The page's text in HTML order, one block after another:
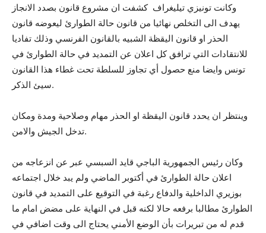
وكانت تونيزي تيليغراف كشفت ان مشروع قانون بصدد الانجاز
يهدف الى التخلص نهائيا من قانون حالة الطوارئ ليعوضه قانون
الحذر او قانون اليقظة الشبيه بالقانون الفرنسي وذلك تفاديا
للانتقادات التي ترافق كل اعلان عن التمديد في حالة الطوارئ في
تونس وايضا منع حصول أي تجاوز للسلطة تحت غطاء هذا القانون
سيئ الذكر.
وينتظر ان يحدد قانون اليقظة او الحذر مهام وصلاحية ومدة ومكان
تدخل الجيش والامن.
وكان رئيس الجمهورية الباجي قايد السبسي عبر عن انزعاجه من
اعلان حالة الطوارئ في أكتوبر الماضي ولم يبد خلال اجتماعه
بوزيري الداخلية والدفاع رغبة في التوقيع على التمديد في قانون
الطوارئ مطالبا برفعه حالا لكنه قبل في النهاية على مضض امام ما
قدم له من تبريرات بأن الوضع الأمني يحتاج الى وقت اضافي في